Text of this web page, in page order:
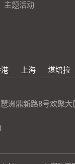
主题活动
上海 堪培拉
洲鼎新路8号欢聚大